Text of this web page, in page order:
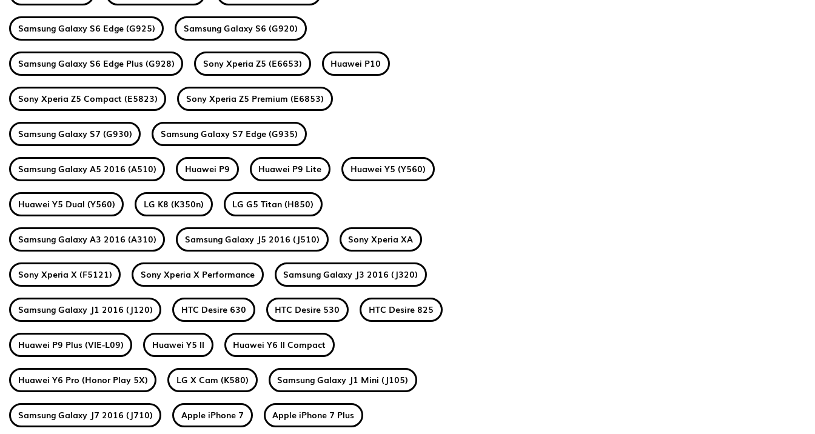
Samsung Galaxy S6 Edge (G925) Samsung Galaxy S6 (G920)
Samsung Galaxy S6 Edge Plus (G928) Sony Xperia Z5 (E6653) Huawei P10
Sony Xperia Z5 Compact (E5823) Sony Xperia Z5 Premium (E6853)
Samsung Galaxy S7 (G930) Samsung Galaxy S7 Edge (G935)
Samsung Galaxy A5 2016 (A510) Huawei P9 Huawei P9 Lite Huawei Y5 (Y560)
Huawei Y5 Dual (Y560) LG K8 (K350n) LG G5 Titan (H850)
Samsung Galaxy A3 2016 (A310) Samsung Galaxy J5 2016 (J510) Sony Xperia XA
Sony Xperia X (F5121) Sony Xperia X Performance Samsung Galaxy J3 2016 (J320)
Samsung Galaxy J1 2016 (J120) HTC Desire 630 HTC Desire 530 HTC Desire 825
Huawei P9 Plus (VIE-L09) Huawei Y5 II Huawei Y6 II Compact
Huawei Y6 Pro (Honor Play 5X) LG X Cam (K580) Samsung Galaxy J1 Mini (J105)
Samsung Galaxy J7 2016 (J710) Apple iPhone 7 Apple iPhone 7 Plus